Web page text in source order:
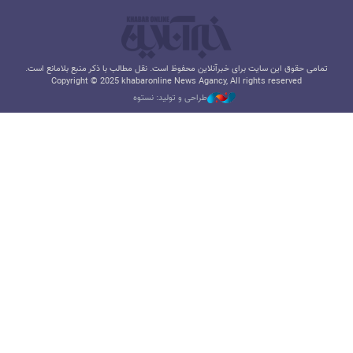
تمامی حقوق این سایت برای خبرآنلاین محفوظ است. نقل مطالب با ذکر منبع بلامانع است.
Copyright © 2025 khabaronline News Agancy, All rights reserved
طراحی و تولید: نستوه